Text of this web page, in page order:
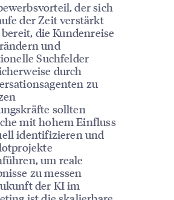
der sich
der Zeit verstärkt
die Kundenreise
und
Suchfelder
durch
zu
sollten
mit hohem Einfluss
identifizieren und
um reale
zu messen
der KI im